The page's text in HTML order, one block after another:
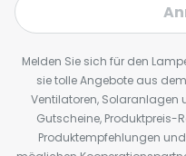
Melden Sie sich für den
sie tolle Angebote aus
Ventilatoren, Solaranlagen
Gutscheine, Produktpreis-
Produktempfehlungen